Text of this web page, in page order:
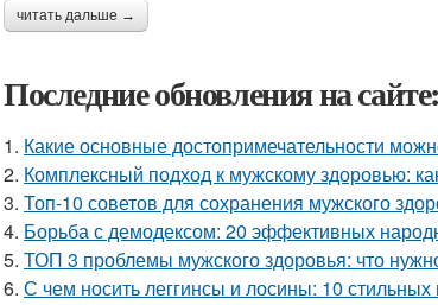
читать дальше →
Последние обновления на сайте:
1. Какие основные достопримечательности
2. Комплексный подход к мужскому здоровью:
3. Топ-10 советов для сохранения мужского
4. Борьба с демодексом: 20 эффективных
5. ТОП 3 проблемы мужского здоровья: что
6. С чем носить леггинсы и лосины: 10 стильных